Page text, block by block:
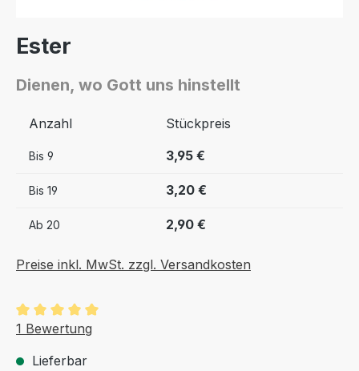
Ester
Dienen, wo Gott uns hinstellt
Anzahl Stückpreis
Bis 9 3,95 €
Bis 19 3,20 €
Ab 20 2,90 €
Preise inkl. MwSt. zzgl. Versandkosten
Durchschnittliche Bewertung von 5 von 5 Sternen
1 Bewertung
Lieferbar